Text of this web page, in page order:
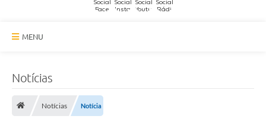
MENU
Serviços Online
Notícias
Notícias Notícia